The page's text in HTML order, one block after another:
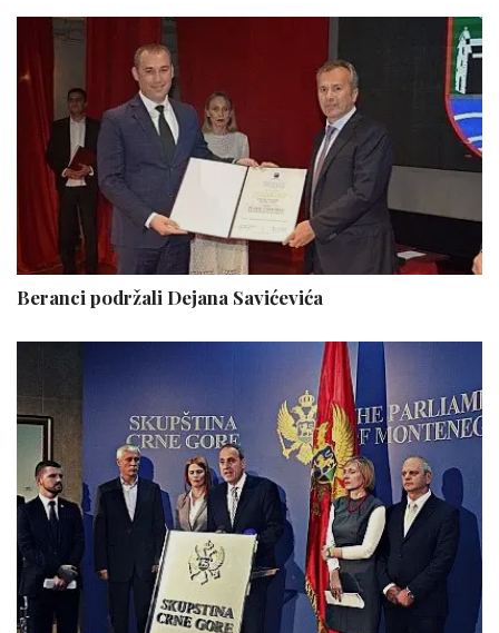
Beranci podržali Dejana Savićevića